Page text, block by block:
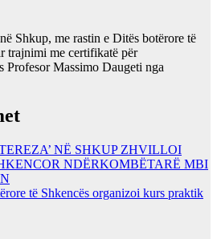
Shkup, me rastin e Ditës botërore të
trajnimi me certifikatë për
Profesor Massimo Daugeti nga
NË SHKUP ZHVILLOI
NDËRKOMBËTARË MBI
të Shkencës organizoi kurs praktik